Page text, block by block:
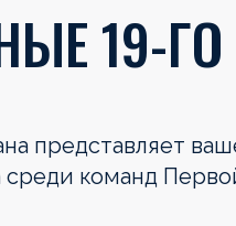
19-ГО
представляет
среди команд